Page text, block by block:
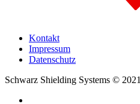
Kontakt
Impressum
Datenschutz
Schwarz Shielding Systems © 2021